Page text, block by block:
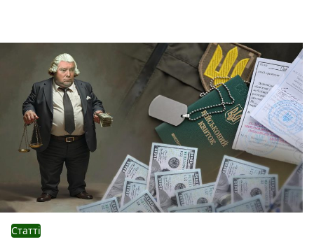
Статті